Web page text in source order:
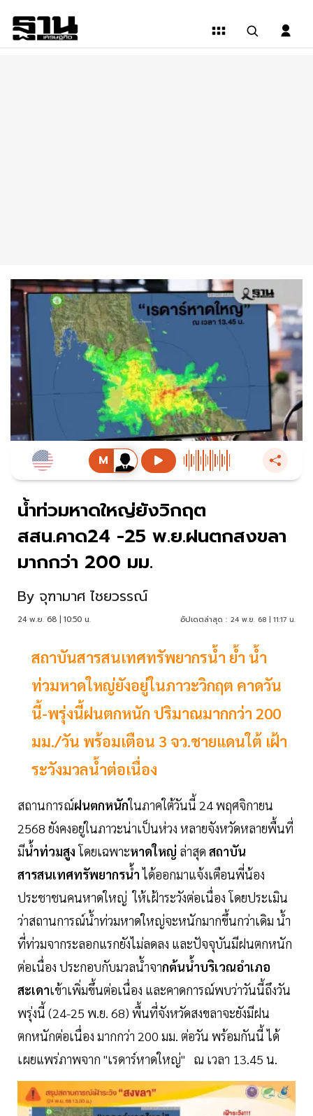
น้ำท่วมหาดใหญ่ยังวิกฤต
สสน.คาด24 -25 พ.ย.ฝนตกสงขลา
มากกว่า 200 มม.
By จุฑามาศ ไชยวรรณ์
24 พ.ย. 68 | 10:50 น. อัปเดตล่าสุด : 24 พ.ย. 68 | 11:17 น.
สถาบันสารสนเทศทรัพยากรน้ำ ย้ำ น้ำ
ท่วมหาดใหญ่ยังอยู่ในภาวะวิกฤต คาดวัน
นี้-พรุ่งนี้ฝนตกหนัก ปริมาณมากกว่า 200
มม./วัน พร้อมเตือน 3 จว.ชายแดนใต้ เฝ้า
ระวังมวลน้ำต่อเนื่อง
สถานการณ์ฝนตกหนักในภาคใต้วันนี้ 24 พฤศจิกายน
2568 ยังคงอยู่ในภาวะน่าเป็นห่วง หลายจังหวัดหลายพื้นที่
มีน้ำท่วมสูงโดยเฉพาะหาดใหญ่ ล่าสุด สถาบัน
สารสนเทศทรัพยากรน้ำได้ออกมาแจ้งเตือนพี่น้อง
ประชาชนคนหาดใหญ่ ให้เฝ้าระวังต่อเนื่อง โดยประเมิน
ว่าสถานการณ์น้ำท่วมหาดใหญ่จะหนักมากขึ้นกว่าเดิม น้ำ
ที่ท่วมจากระลอกแรกยังไม่ลดลง และปัจจุบันมีฝนตกหนัก
ต่อเนื่อง ประกอบกับมวลน้ำจากต้นน้ำบริเวณอำเภอ
สะเดาเข้าเพิ่มขึ้นต่อเนื่อง และคาดการณ์พบว่าวันนี้ถึงวัน
พรุ่งนี้ (24-25 พ.ย. 68) พื้นที่จังหวัดสงขลาจะยังมีฝน
ตกหนักต่อเนื่อง มากกว่า 200 มม. ต่อวัน พร้อมกันนี้ ได้
เผยแพร่ภาพจาก "เรดาร์หาดใหญ่" ณ เวลา 13.45 น.